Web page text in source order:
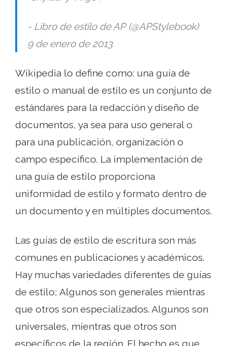
- Libro de estilo de AP (@APStylebook)
9 de enero de 2013
Wikipedia lo define como: una guía de
estilo o manual de estilo es un conjunto de
estándares para la redacción y diseño de
documentos, ya sea para uso general o
para una publicación, organización o
campo específico. La implementación de
una guía de estilo proporciona
uniformidad de estilo y formato dentro de
un documento y en múltiples documentos.
Las guías de estilo de escritura son más
comunes en publicaciones y académicos.
Hay muchas variedades diferentes de guías
de estilo; Algunos son generales mientras
que otros son especializados. Algunos son
universales, mientras que otros son
específicos de la región. El hecho es que